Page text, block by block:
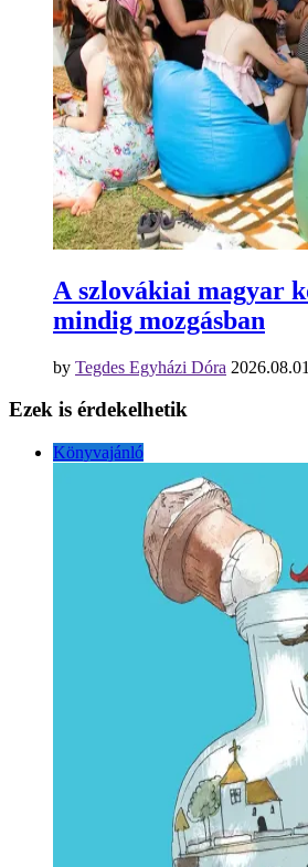
A szlovákiai magyar
mindig mozgásban
by Tegdes Egyházi Dóra
Ezek is érdekelhetik
Könyvajánló